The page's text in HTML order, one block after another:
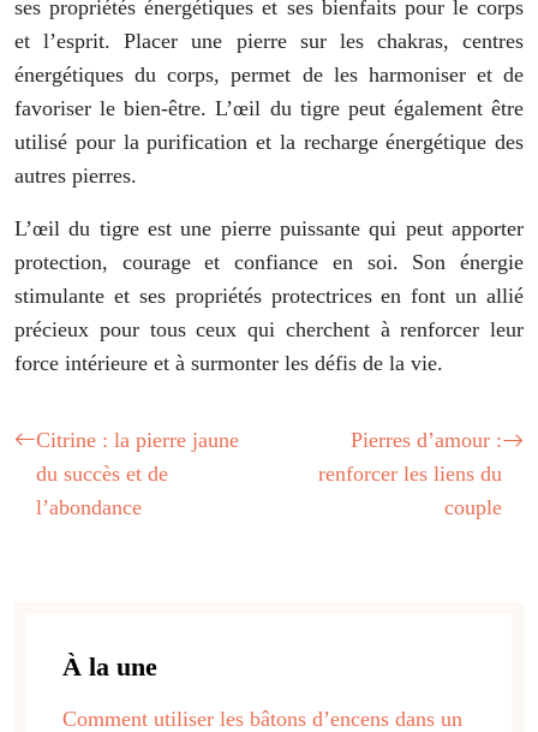
ses propriétés énergétiques et ses bienfaits pour le corps
et l’esprit. Placer une pierre sur les chakras, centres
énergétiques du corps, permet de les harmoniser et de
favoriser le bien-être. L’œil du tigre peut également être
utilisé pour la purification et la recharge énergétique des
autres pierres.
L’œil du tigre est une pierre puissante qui peut apporter
protection, courage et confiance en soi. Son énergie
stimulante et ses propriétés protectrices en font un allié
précieux pour tous ceux qui cherchent à renforcer leur
force intérieure et à surmonter les défis de la vie.
Citrine : la pierre jaune
du succès et de
l’abondance
Pierres d’amour :
renforcer les liens du
couple
À la une
Comment utiliser les bâtons d’encens dans un